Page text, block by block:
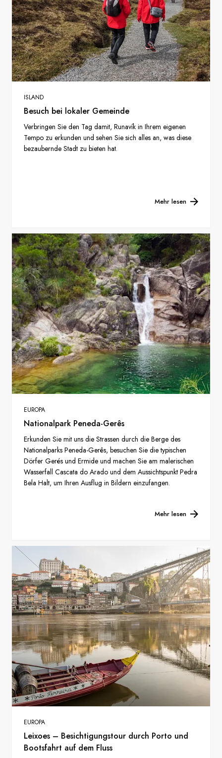
ISLAND
Besuch bei lokaler Gemeinde
Verbringen Sie den Tag damit, Runavík in Ihrem eigenen
Tempo zu erkunden und sehen Sie sich alles an, was diese
bezaubernde Stadt zu bieten hat.
Mehr lesen
EUROPA
Nationalpark Peneda-Gerês
Erkunden Sie mit uns die Strassen durch die Berge des
Nationalparks Peneda-Gerês, besuchen Sie die typischen
Dörfer Gerés und Ermide und machen Sie am malerischen
Wasserfall Cascata do Arado und dem Aussichtspunkt Pedra
Bela Halt, um Ihren Ausflug in Bildern einzufangen.
Mehr lesen
EUROPA
Leixoes – Besichtigungstour durch Porto und
Bootsfahrt auf dem Fluss